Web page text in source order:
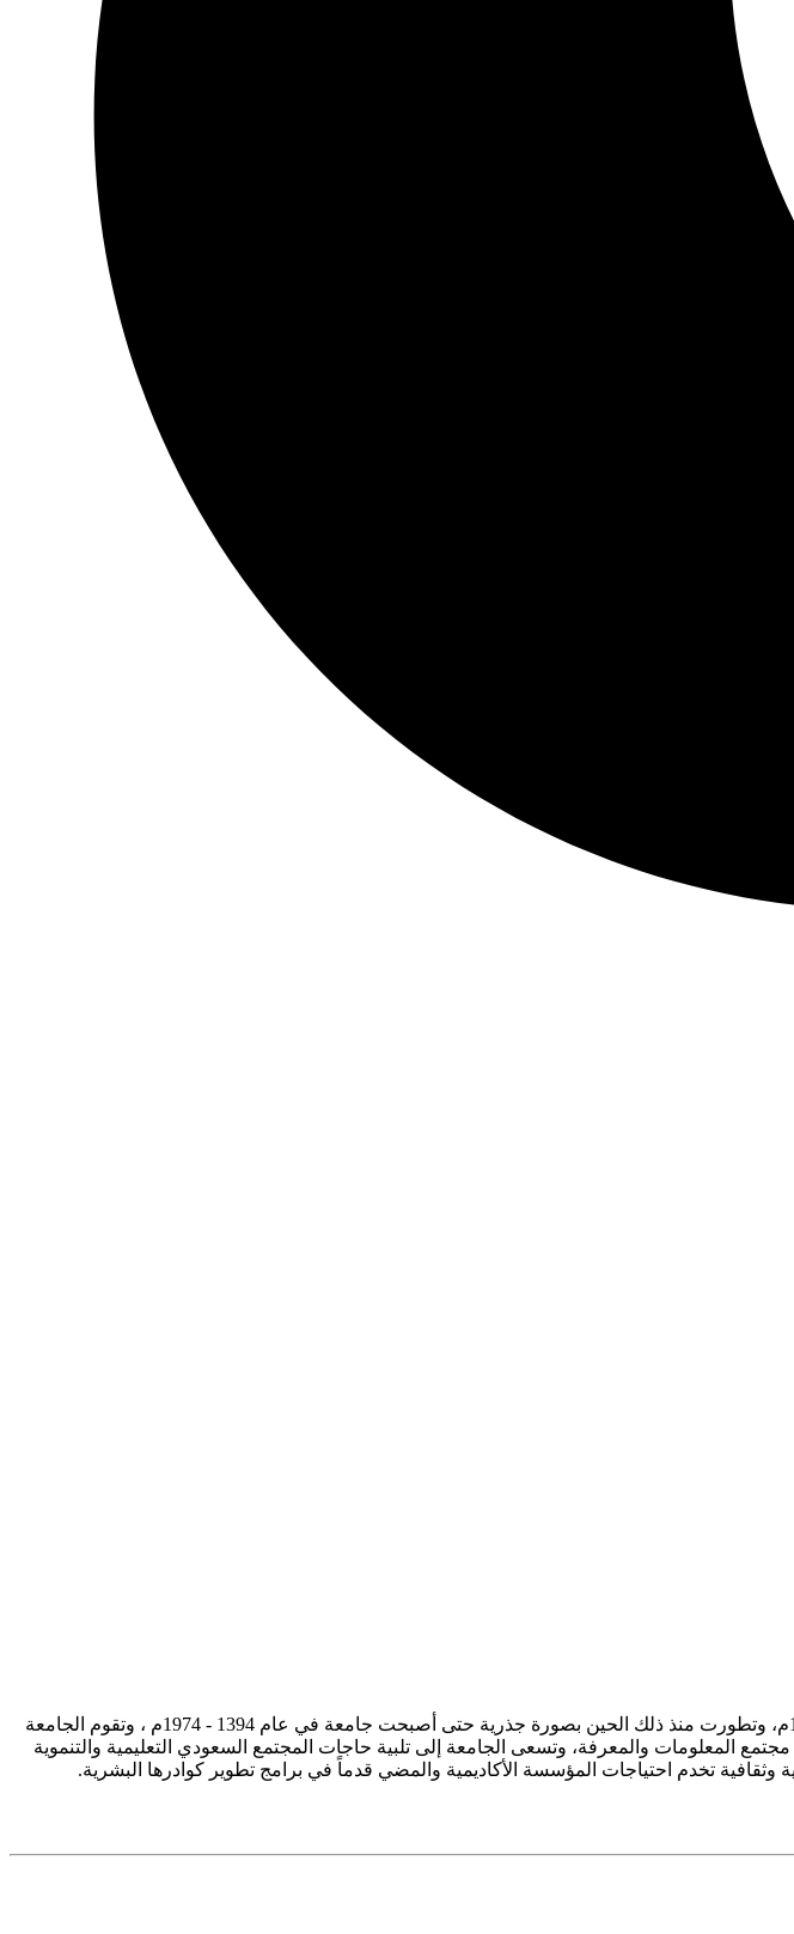
تأسست جامعة الإمام محمد بن سعود الإسلامية ممثلة في كلية الشريعة في سنة 1373هـ 1953م، وتطورت منذ ذلك الحين بصورة جذرية حتى أصبحت جامعة في عام 1394 - 1974م ، وتقوم الجامعة
المعلومات والمعرفة، وتسعى الجامعة إلى تلبية حاجات المجتمع السعودي التعليمية والتنموية
وثقافية تخدم احتياجات المؤسسة الأكاديمية والمضي قدماً في برامج تطوير كوادرها البشرية.